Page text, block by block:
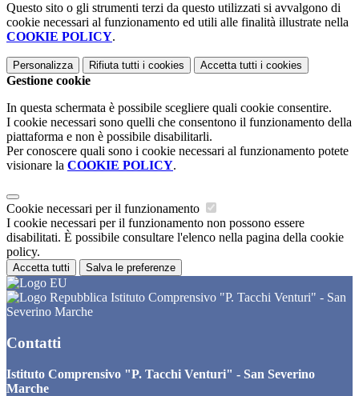
Questo sito o gli strumenti terzi da questo utilizzati si avvalgono di
cookie necessari al funzionamento ed utili alle finalità illustrate nella
COOKIE POLICY.
Personalizza Rifiuta tutti i cookies Accetta tutti i cookies
Gestione cookie
In questa schermata è possibile scegliere quali cookie consentire.
I cookie necessari sono quelli che consentono il funzionamento della
piattaforma e non è possibile disabilitarli.
Per conoscere quali sono i cookie necessari al funzionamento potete
visionare la COOKIE POLICY.
Cookie necessari per il funzionamento
I cookie necessari per il funzionamento non possono essere
disabilitati. È possibile consultare l'elenco nella pagina della cookie
policy.
Accetta tutti Salva le preferenze
Istituto Comprensivo "P. Tacchi Venturi" - San
Severino Marche
Contatti
Istituto Comprensivo "P. Tacchi Venturi" - San Severino
Marche